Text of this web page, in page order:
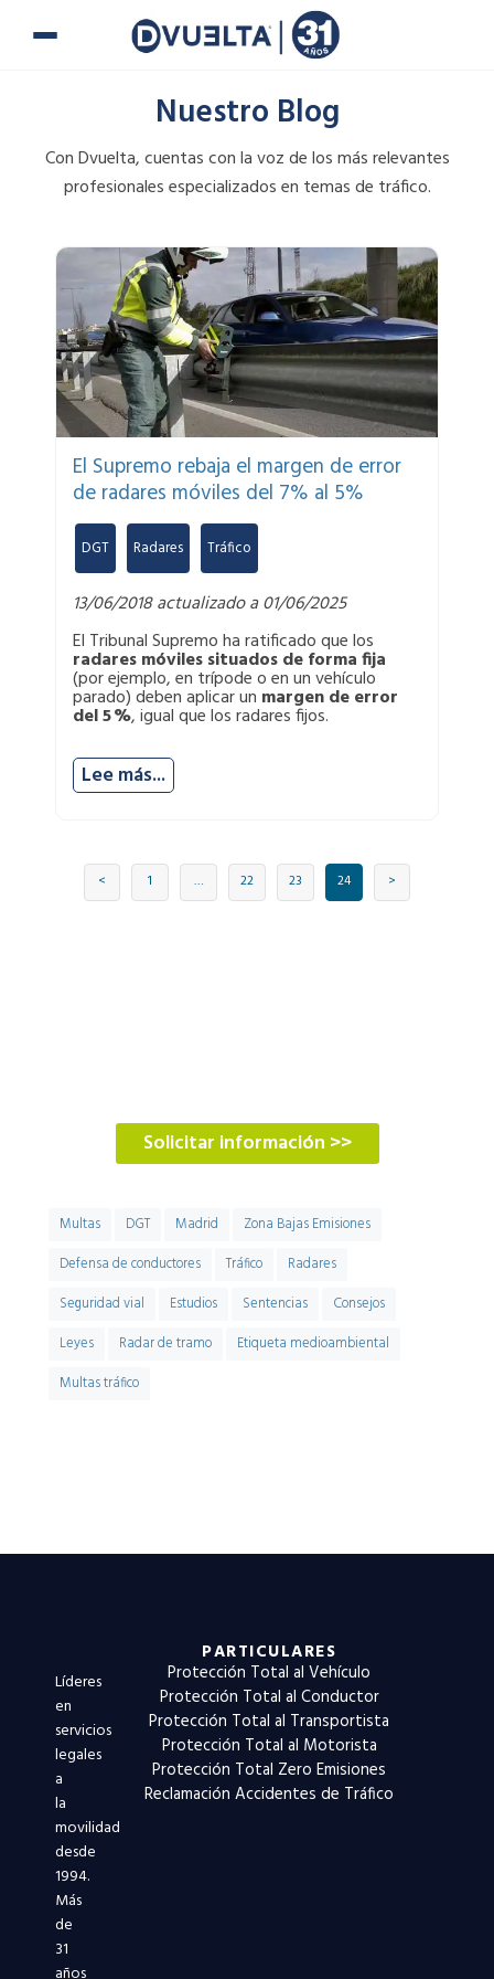
Nuestro Blog
Con Dvuelta, cuentas con la voz de los más relevantes
profesionales especializados en temas de tráfico.
El Supremo rebaja el margen de error
de radares móviles del 7% al 5%
DGT Radares Tráfico
13/06/2018 actualizado a 01/06/2025
El Tribunal Supremo ha ratificado que los
radares móviles situados de forma fija
(por ejemplo, en trípode o en un vehículo
parado) deben aplicar un margen de error
del 5%, igual que los radares fijos.
Lee más...
< 1 … 22 23 24 >
Solicitar información >>
Multas DGT Madrid
Zona Bajas Emisiones
Defensa de conductores
Tráfico
Radares
Seguridad vial
Estudios Sentencias
Consejos
Leyes
Radar de tramo
Etiqueta medioambiental
Multas tráfico
Líderes
en
servicios
legales
a
la
movilidad
desde
1994.
Más
de
31
años
PARTICULARES
Protección Total al Vehículo
Protección Total al Conductor
Protección Total al Transportista
Protección Total al Motorista
Protección Total Zero Emisiones
Reclamación Accidentes de Tráfico